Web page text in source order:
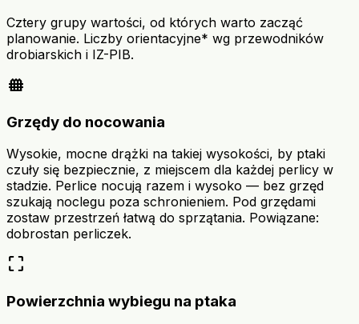
Cztery grupy wartości, od których warto zacząć
planowanie. Liczby orientacyjne* wg przewodników
drobiarskich i IZ-PIB.
fence
Grzędy do nocowania
Wysokie, mocne drążki na takiej wysokości, by ptaki
czuły się bezpiecznie, z miejscem dla każdej perlicy w
stadzie. Perlice nocują razem i wysoko — bez grzęd
szukają noclegu poza schronieniem. Pod grzędami
zostaw przestrzeń łatwą do sprzątania. Powiązane:
dobrostan perliczek.
crop_free
Powierzchnia wybiegu na ptaka